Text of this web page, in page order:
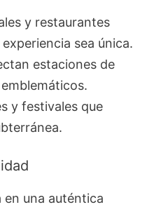
y restaurantes
sea única.
estaciones de
y festivales que
una auténtica